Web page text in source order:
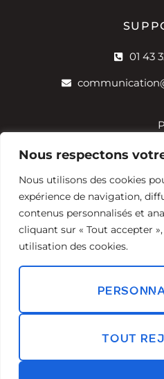
Nous respectons
Nous utilisons des cookies
expérience de navigation,
contenus personnalisés et
cliquant sur « Tout accepter
utilisation des cookies.
TOUT
01 43